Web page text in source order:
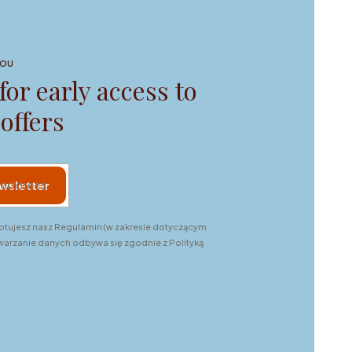
early access to
address
nasz Regulamin (w zakresie dotyczącym
danych odbywa się zgodnie z Polityką